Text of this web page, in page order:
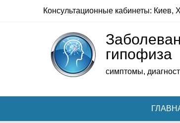
Консультационные кабинеты: Киев,
гипофиза
симптомы,